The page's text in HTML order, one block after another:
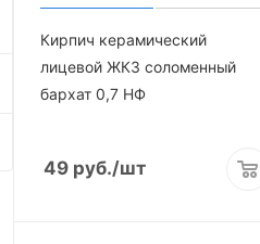
Кирпич керамический
лицевой ЖКЗ соломенный
бархат 0,7 НФ
49 руб./шт